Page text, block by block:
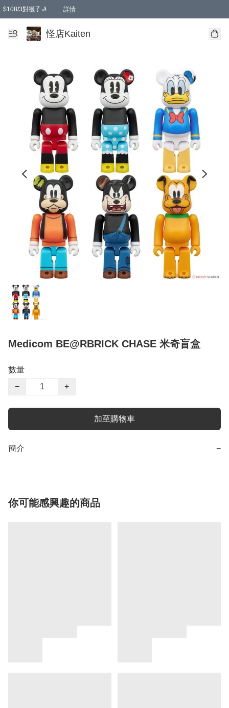
$108/3對襪子🧦 詳情
卡通傘☂️2把8折
購物滿 HKD 650.00即享免運費優惠！（適用於 本地送貨、本地取貨 )
怪店Kaiten
Medicom BE@RBRICK CHASE 米奇盲盒
數量
−
+
加至購物車
簡介 −
你可能感興趣的商品